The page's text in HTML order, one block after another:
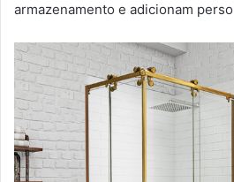
armazenamento e adicionam